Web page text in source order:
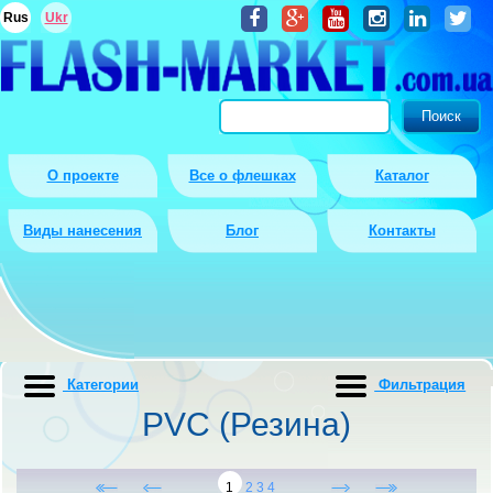
О проекте Все о флешках Каталог
Виды нанесения Блог Контакты
Rus Ukr
PVC (Резина)
1 2 3 4
Категории Фильтрация